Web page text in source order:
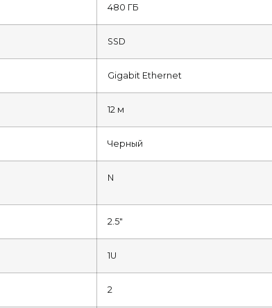
480 ГБ
SSD
Gigabit Ethernet
12 м
Черный
N
2.5″
1U
2